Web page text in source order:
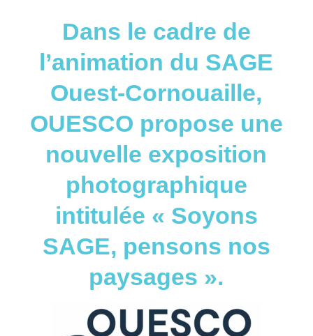
Dans le cadre de
l’animation du SAGE
Ouest-Cornouaille,
OUESCO propose une
nouvelle exposition
photographique
intitulée « Soyons
SAGE, pensons nos
paysages ».